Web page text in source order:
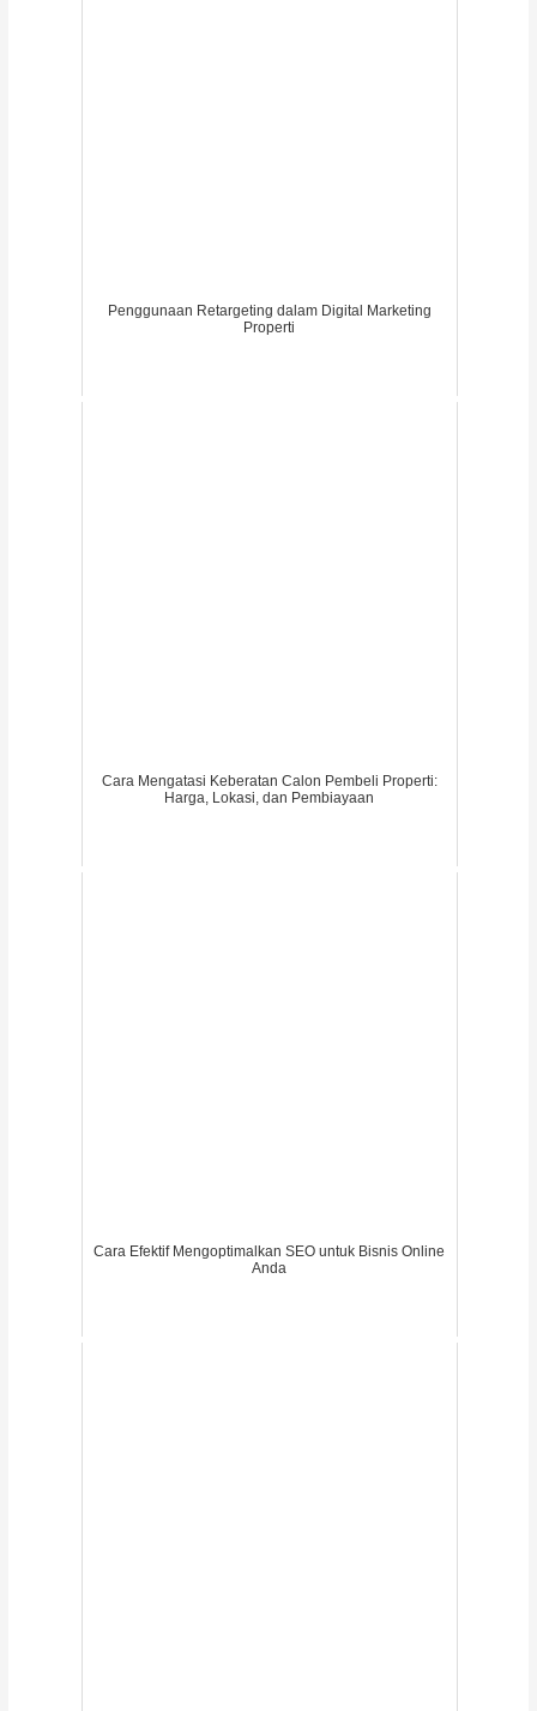
Penggunaan Retargeting dalam Digital Marketing
Properti
Cara Mengatasi Keberatan Calon Pembeli Properti:
Harga, Lokasi, dan Pembiayaan
Cara Efektif Mengoptimalkan SEO untuk Bisnis Online
Anda